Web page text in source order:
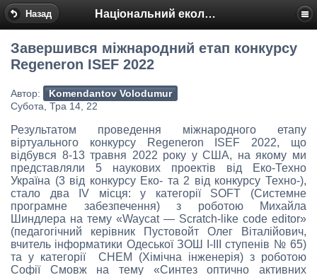
Назад Національний еколого-натуралістичний центр
Завершився міжнародний етап конкурсу
Regeneron ISEF 2022
Автор:
Komendantov Volodumur
Субота, Тра 14, 22
Результатом проведення міжнародного етапу
віртуального конкурсу Regeneron ISEF 2022, що
відбувся 8-13 травня 2022 року у США, на якому ми
представляли 5 наукових проектів від Еко-Техно
Україна (3 від конкурсу Еко- та 2 від конкурсу Техно-),
стало два IV місця: у категорії SOFT (Системне
програмне забезпечення) з роботою Михайла
Шиндлера на тему «Waycat — Scratch-like code editor»
(педагогічний керівник Пустовойт Олег Віталійович,
вчитель інформатики Одеської ЗОШ I-III ступенів № 65)
та у категорії CHEM (Хімічна інженерія) з роботою
Софії Смовж на тему «Синтез оптично активних